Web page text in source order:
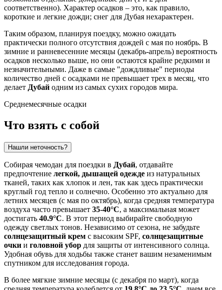
соответственно). Характер осадков – это, как правило,
короткие и легкие дожди; снег для Дубая нехарактерен.
Таким образом, планируя поездку, можно ожидать
практически полного отсутствия дождей с мая по ноябрь. В
зимние и ранневесенние месяцы (декабрь-апрель) вероятность
осадков несколько выше, но они остаются крайне редкими и
незначительными. Даже в самые "дождливые" периоды
количество дней с осадками не превышает трех в месяц, что
делает Дубай одним из самых сухих городов мира.
Среднемесячные осадки
Что взять с собой
Нашли неточность?
Собирая чемодан для поездки в Дубай, отдавайте
предпочтение легкой, дышащей одежде из натуральных
тканей, таких как хлопок и лен, так как здесь практически
круглый год тепло и солнечно. Особенно это актуально для
летних месяцев (с мая по октябрь), когда средняя температура
воздуха часто превышает 35-40°C, а максимальная может
достигать 40.9°C. В этот период выбирайте свободную
одежду светлых тонов. Независимо от сезона, не забудьте
солнцезащитный крем с высоким SPF, солнцезащитные
очки и головной убор для защиты от интенсивного солнца.
Удобная обувь для ходьбы также станет вашим незаменимым
спутником для исследования города.
В более мягкие зимние месяцы (с декабря по март), когда